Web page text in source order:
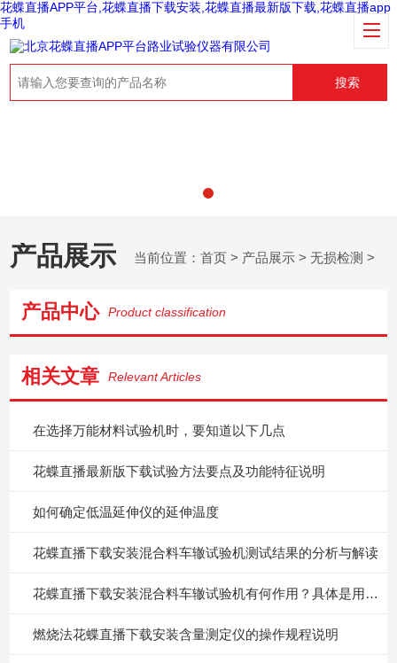
花蝶直播APP平台,花蝶直播下载安装,花蝶直播最新版下载,花蝶直播app
手机
搜索
产品展示 当前位置：首页 > 产品展示 >无损检测 >
产品中心 Product classification
相关文章 Relevant Articles
在选择万能材料试验机时，要知道以下几点
花蝶直播最新版下载试验方法要点及功能特征说明
如何确定低温延伸仪的延伸温度
花蝶直播下载安装混合料车辙试验机测试结果的分析与解读
花蝶直播下载安装混合料车辙试验机有何作用？具体是用来干什么的？
燃烧法花蝶直播下载安装含量测定仪的操作规程说明